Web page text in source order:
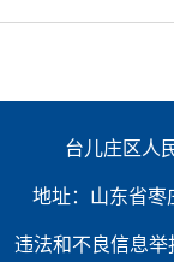
台儿庄区人
地址：山东省枣
违法和不良信息举